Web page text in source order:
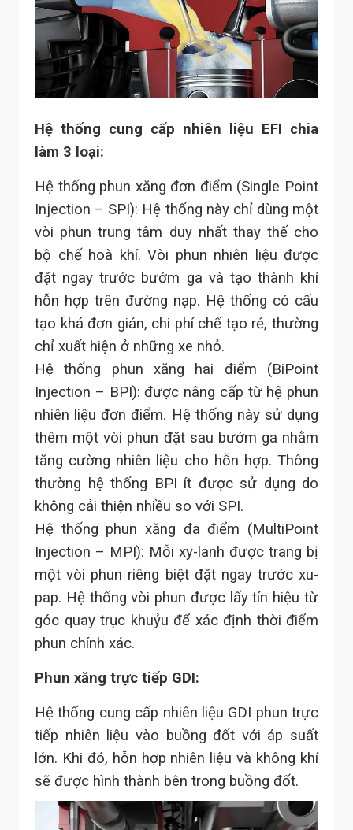
Hệ thống cung cấp nhiên liệu EFI chia
làm 3 loại:
Hệ thống phun xăng đơn điểm (Single Point
Injection – SPI): Hệ thống này chỉ dùng một
vòi phun trung tâm duy nhất thay thế cho
bộ chế hoà khí. Vòi phun nhiên liệu được
đặt ngay trước bướm ga và tạo thành khí
hỗn hợp trên đường nạp. Hệ thống có cấu
tạo khá đơn giản, chi phí chế tạo rẻ, thường
chỉ xuất hiện ở những xe nhỏ.
Hệ thống phun xăng hai điểm (BiPoint
Injection – BPI): được nâng cấp từ hệ phun
nhiên liệu đơn điểm. Hệ thống này sử dụng
thêm một vòi phun đặt sau bướm ga nhằm
tăng cường nhiên liệu cho hỗn hợp. Thông
thường hệ thống BPI ít được sử dụng do
không cải thiện nhiều so với SPI.
Hệ thống phun xăng đa điểm (MultiPoint
Injection – MPI): Mỗi xy-lanh được trang bị
một vòi phun riêng biệt đặt ngay trước xu-
pap. Hệ thống vòi phun được lấy tín hiệu từ
góc quay trục khuỷu để xác định thời điểm
phun chính xác.
Phun xăng trực tiếp GDI:
Hệ thống cung cấp nhiên liệu GDI phun trực
tiếp nhiên liệu vào buồng đốt với áp suất
lớn. Khi đó, hỗn hợp nhiên liệu và không khí
sẽ được hình thành bên trong buồng đốt.